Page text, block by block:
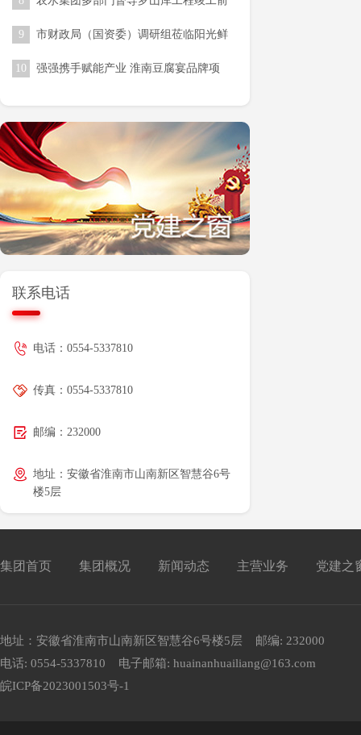
9
市财政局（国资委）调研组莅临阳光鲜
量发展
10
强强携手赋能产业 淮南豆腐宴品牌项
联系电话
电话：0554-5337810
传真：0554-5337810
邮编：232000
地址：安徽省淮南市山南新区智慧谷6号
楼5层
集团首页 集团概况 新闻动态 主营业务 党建之
地址：安徽省淮南市山南新区智慧谷6号楼5层 邮编: 232000
电话: 0554-5337810 电子邮箱: huainanhuailiang@163.com
皖ICP备2023001503号-1